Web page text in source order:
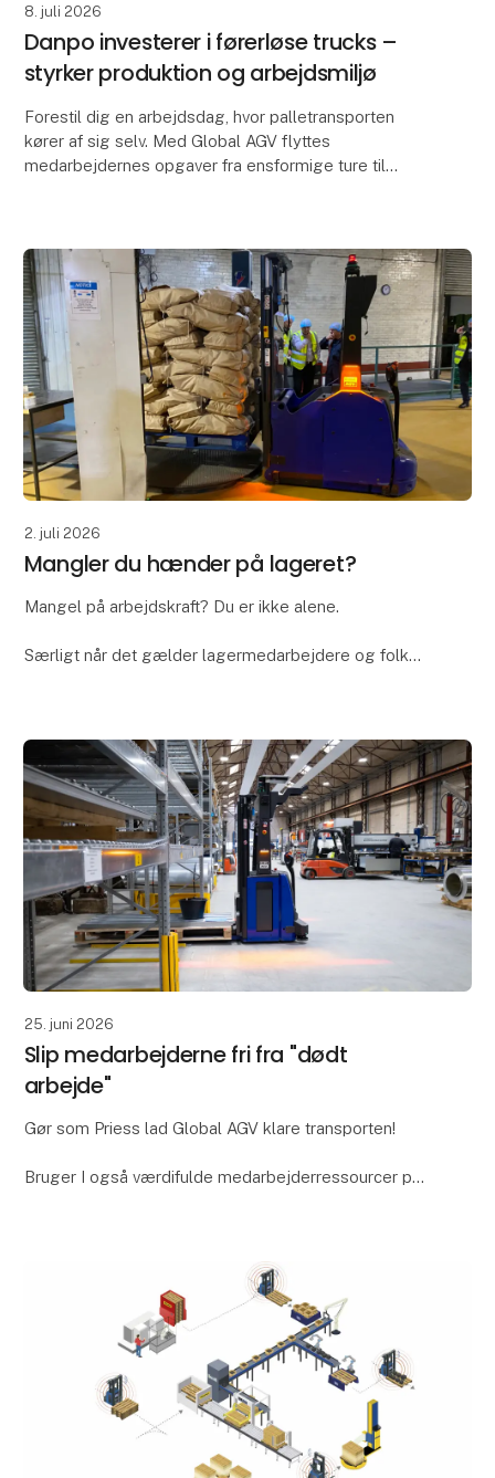
8. juli 2026
Danpo investerer i førerløse trucks –
styrker produktion og arbejdsmiljø
Forestil dig en arbejdsdag, hvor palletransporten
kører af sig selv. Med Global AGV flyttes
medarbejdernes opgaver fra ensformige ture til
2. juli 2026
Mangler du hænder på lageret?
Mangel på arbejdskraft? Du er ikke alene.
Særligt når det gælder lagermedarbejdere og folk
25. juni 2026
Slip medarbejderne fri fra "dødt
arbejde"
Gør som Priess lad Global AGV klare transporten!
Bruger I også værdifulde medarbejderressourcer på